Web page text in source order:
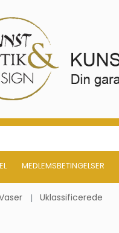
MEDLEMSBETINGELSER
Uklassificerede